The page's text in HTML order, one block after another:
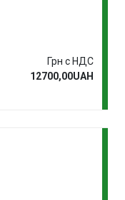
Грн с НДС
12700,00UAH